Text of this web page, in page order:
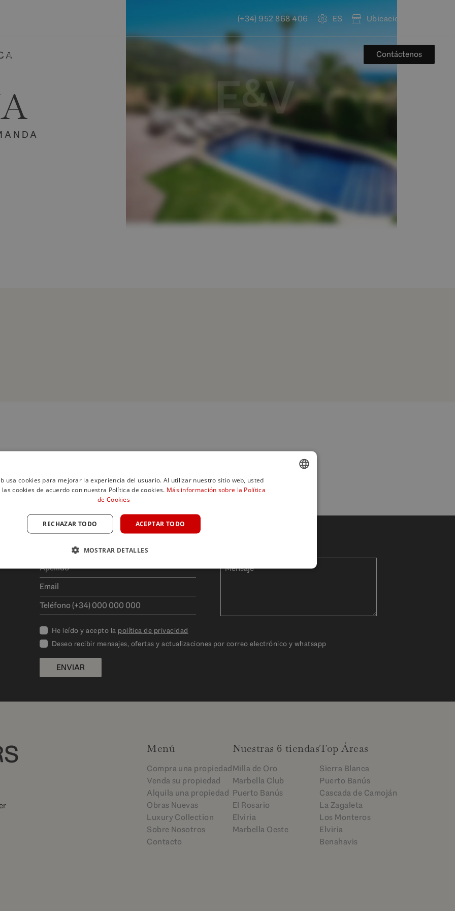
(+34) 952 868 406 ES Ubicaciones
Contáctenos
He leído y acepto la política de privacidad
Deseo recibir mensajes, ofertas y actualizaciones por correo electrónico y whatsapp
ENVIAR
Menú
Compra una propiedad
Venda su propiedad
Alquila una propiedad
Obras Nuevas
Luxury Collection
Sobre Nosotros
Contacto
Nuestras 6 tiendas
Milla de Oro
Marbella Club
Puerto Banús
El Rosario
Elviria
Marbella Oeste
Top Áreas
Sierra Blanca
Puerto Banús
Cascada de Camoján
La Zagaleta
Los Monteros
Elviria
Benahavis
usa cookies para mejorar la experiencia del usuario. Al utilizar nuestro sitio web, usted
cookies de acuerdo con nuestra Política de cookies. Más información sobre la Política
de Cookies
ACEPTAR TODO
RECHAZAR TODO
MOSTRAR DETALLES